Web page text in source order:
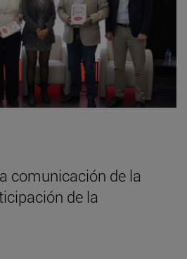
comunicación de la
de la